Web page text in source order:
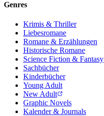
Genres
Krimis & Thriller
Liebesromane
Romane & Erzählungen
Historische Romane
Science Fiction & Fantasy
Sachbücher
Kinderbücher
Young Adult
New Adult
Graphic Novels
Kalender & Journals